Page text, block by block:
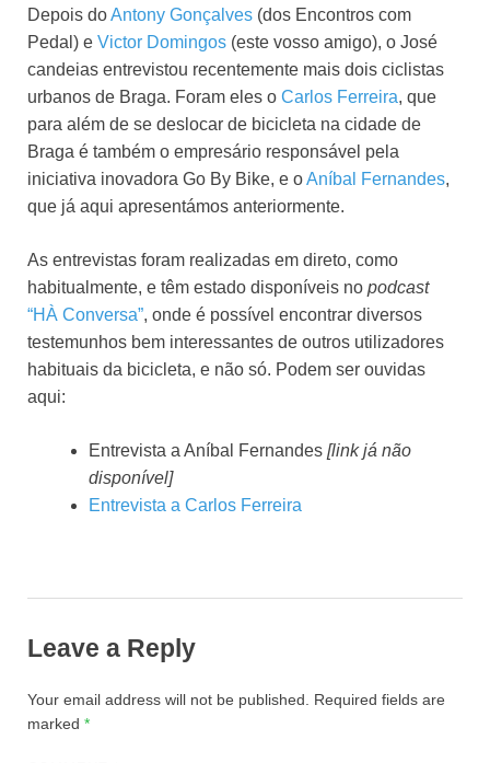
Depois doAntony Gonçalves (dos Encontros com
Pedal) e Victor Domingos (este vosso amigo), o José
candeias entrevistou recentemente mais dois ciclistas
urbanos de Braga. Foram eles o Carlos Ferreira, que
para além de se deslocar de bicicleta na cidade de
Braga é também o empresário responsável pela
iniciativa inovadora Go By Bike, e oAníbal Fernandes,
que já aqui apresentámos anteriormente.
As entrevistas foram realizadas em direto, como
habitualmente, e têm estado disponíveis no podcast
“HÀ Conversa”, onde é possível encontrar diversos
testemunhos bem interessantes de outros utilizadores
habituais da bicicleta, e não só. Podem ser ouvidas
aqui:
Entrevista a Aníbal Fernandes [link já não
disponível]
Entrevista a Carlos Ferreira
Leave a Reply
Your email address will not be published.
Required fields are
marked *